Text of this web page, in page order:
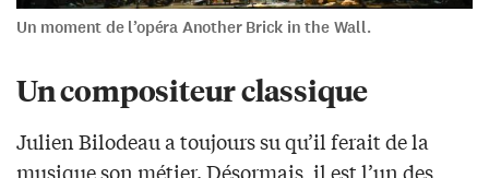
Un moment de l’opéra Another Brick in the Wall.
Un compositeur classique
Julien Bilodeau a toujours su qu’il ferait de la
musique son métier. Désormais, il est l’un des